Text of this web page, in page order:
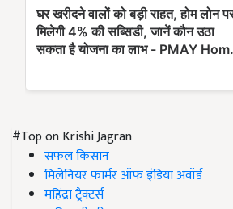
#Top on Krishi Jagran
सफल किसान
मिलेनियर फार्मर ऑफ इंडिया अवॉर्ड
महिंद्रा ट्रैक्टर्स